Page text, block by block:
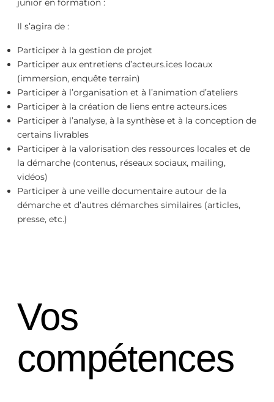
junior en formation :
Il s’agira de :
Participer à la gestion de projet
Participer aux entretiens d’acteurs.ices locaux
(immersion, enquête terrain)
Participer à l’organisation et à l’animation d’ateliers
Participer à la création de liens entre acteurs.ices
Participer à l’analyse, à la synthèse et à la conception de
certains livrables
Participer à la valorisation des ressources locales et de
la démarche (contenus, réseaux sociaux, mailing,
vidéos)
Participer à une veille documentaire autour de la
démarche et d’autres démarches similaires (articles,
presse, etc.)
Vos
compétences